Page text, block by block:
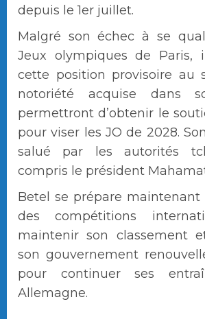
depuis le 1er juillet.
Malgré son échec à se
Jeux olympiques de Paris,
cette position provisoire au
notoriété acquise dans
permettront d’obtenir le
pour viser les JO de 2028.
salué par les autorités
compris le président
Betel se prépare maintenant
des compétitions
maintenir son classement
son gouvernement
pour continuer ses
Allemagne.